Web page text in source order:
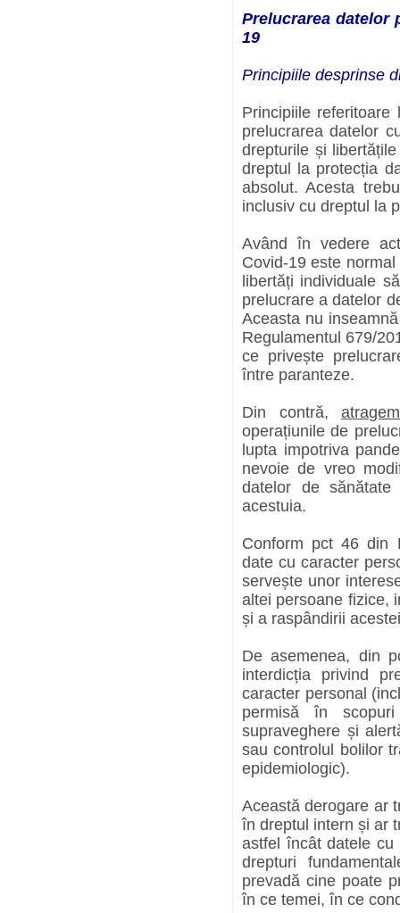
Prelucrarea datelor
19
Principiile desprinse
Principiile
prelucrarea datelor
drepturile și
dreptul la protecția
absolut. Acesta
inclusiv cu dreptul la
Având în vedere
Covid-19 este
libertăți individuale
prelucrare a datelor
Aceasta nu
Regulamentul 679/
ce privește
între paranteze.
Din contră,
operațiunile de
lupta impotriva
nevoie de vreo
datelor de
acestuia.
Conform pct 46 din
date cu caracter
servește unor
altei persoane fizice,
și a raspândirii
De asemenea, din
interdicția privind
caracter personal
permisă în
supraveghere și
sau controlul bolilor
epidemiologic).
Această derogare ar
în dreptul intern și ar
astfel încât datele cu
drepturi
prevadă cine poate
în ce temei, în ce